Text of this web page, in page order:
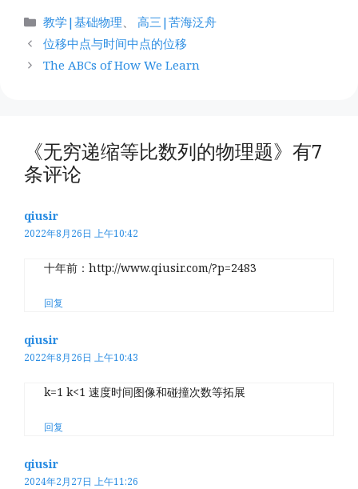
分
类
教学|基础物理
高三|苦海泛舟
位移中点与时间中点的位移
The ABCs of How We Learn
《无穷递缩等比数列的物理题》有7
条评论
qiusir
2022年8月26日 上午10:42
十年前：http://www.qiusir.com/?p=2483
回复
qiusir
2022年8月26日 上午10:43
k=1 k<1 速度时间图像和碰撞次数等拓展
回复
qiusir
2024年2月27日 上午11:26